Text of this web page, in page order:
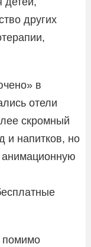
других
в
отели
скромный
и напитков, но
помимо